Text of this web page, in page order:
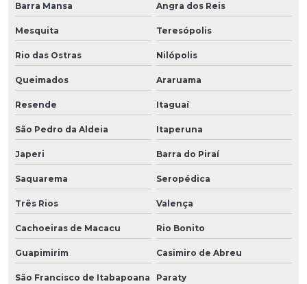
Barra Mansa Angra dos Reis
Mesquita Teresópolis
Rio das Ostras Nilópolis
Queimados Araruama
Resende Itaguaí
São Pedro da Aldeia Itaperuna
Japeri Barra do Piraí
Saquarema Seropédica
Três Rios Valença
Cachoeiras de Macacu Rio Bonito
Guapimirim Casimiro de Abreu
São Francisco de Itabapoana Paraty